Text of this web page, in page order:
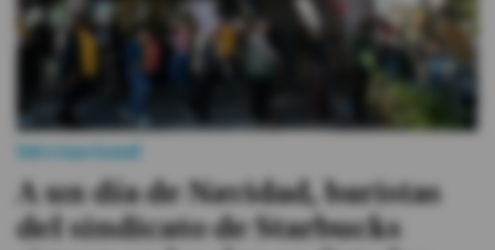
Internacional
A un día de Navidad, baristas
del sindicato de Starbucks